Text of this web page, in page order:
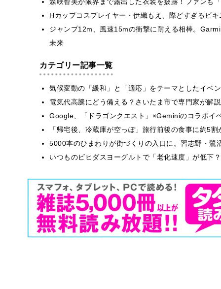
Hカップコスプレイヤー・伊織もえ、際どすぎるビ
ジャンプ12m、風速15mの衝撃に耐える相棒。
未来
カテゴリー記事一覧
気候変動の「緩和」と「適応」をテーマとしたイベ
電気代高騰にどう備える？さいたま市で専門家が解
Google、「ドラゴンクエスト」×Geminiのコラボイ
「帰宅後、冷蔵庫が空っぽ」旅行前後の食事に約5
5000本のひまわりが街づくりの入口に。習志野・
いつものビヒダスヨーグルトで「老化速度」が低